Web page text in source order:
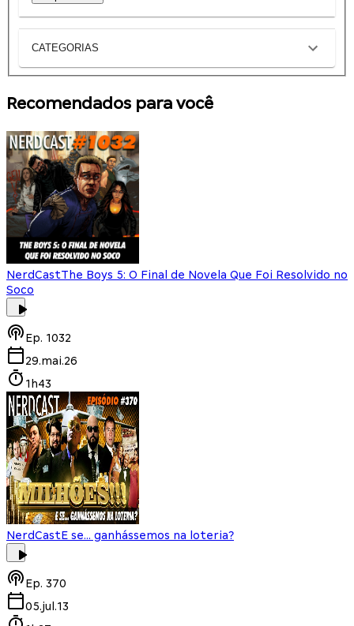
CATEGORIAS
Recomendados para você
NerdCastThe Boys 5: O Final de Novela Que Foi Resolvido no
Soco
Ep. 1032
29.mai.26
1h43
NerdCastE se... ganhássemos na loteria?
Ep. 370
05.jul.13